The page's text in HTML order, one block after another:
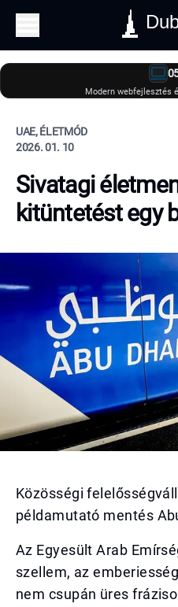
Modern webfejlesztés
UAE, ÉLETMÓD
2026. 01. 10
Sivatagi
kitüntetést egy
Közösségi
példamutató mentés
Az Egyesült Arab
szellem, az
nem csupán üres